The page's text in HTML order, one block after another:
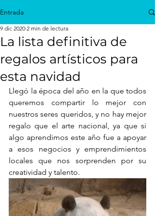
Entrada
La lista definitiva de
regalos artísticos para
esta navidad
9 dic 2020 2 min de lectura
Llegó la época del año en la que todos
queremos compartir lo mejor con
nuestros seres queridos, y no hay mejor
regalo que el arte nacional, ya que si
algo aprendimos este año fue a apoyar
a esos negocios y emprendimientos
locales que nos sorprenden por su
creatividad y talento.